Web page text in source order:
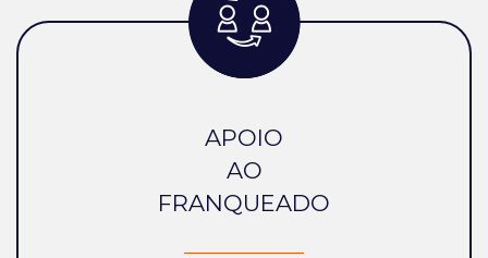
APOIO
AO
FRANQUEADO